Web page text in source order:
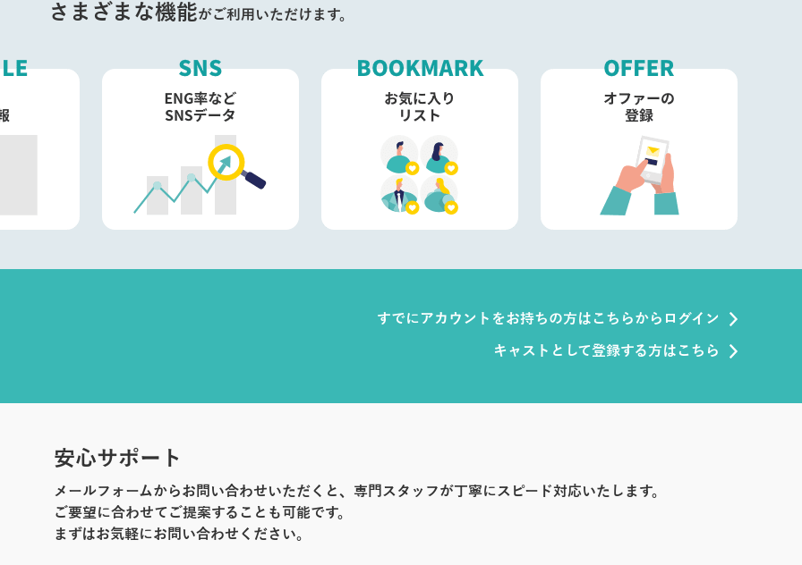
さまざまな機能がご利用いただけます。
すでにアカウントをお持ちの方はこちらからログイン
キャストとして登録する方はこちら
安心サポート
メールフォームからお問い合わせいただくと、専門スタッフが丁寧にスピード対応いたします。
ご要望に合わせてご提案することも可能です。
まずはお気軽にお問い合わせください。